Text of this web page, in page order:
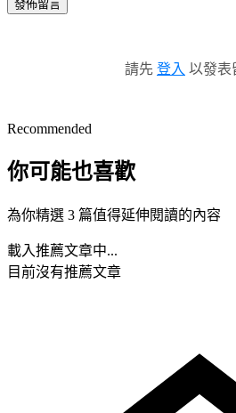
發佈留言
請先 登入 以發表
Recommended
你可能也喜歡
為你精選 3 篇值得延伸閱讀的內容
載入推薦文章中...
目前沒有推薦文章